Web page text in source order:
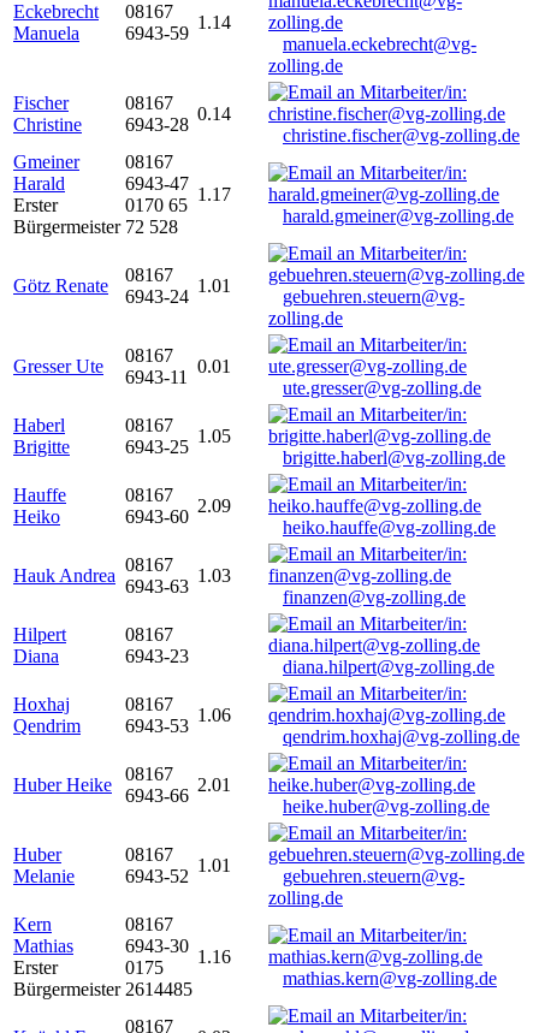
Eckebrecht
Manuela
08167
6943-59
1.14
manuela.eckebrecht@vg-
zolling.de
Fischer
Christine
08167
6943-28
0.14
christine.fischer@vg-zolling.de
Gmeiner
Harald
Erster
Bürgermeister
08167
6943-47
0170 65
72 528
1.17
harald.gmeiner@vg-zolling.de
Götz Renate
08167
6943-24
1.01
gebuehren.steuern@vg-
zolling.de
Gresser Ute
08167
6943-11
0.01
ute.gresser@vg-zolling.de
Haberl
Brigitte
08167
6943-25
1.05
brigitte.haberl@vg-zolling.de
Hauffe
Heiko
08167
6943-60
2.09
heiko.hauffe@vg-zolling.de
Hauk Andrea
08167
6943-63
1.03
finanzen@vg-zolling.de
Hilpert
Diana
08167
6943-23
diana.hilpert@vg-zolling.de
Hoxhaj
Qendrim
08167
6943-53
1.06
qendrim.hoxhaj@vg-zolling.de
Huber Heike
08167
6943-66
2.01
heike.huber@vg-zolling.de
Huber
Melanie
08167
6943-52
1.01
gebuehren.steuern@vg-
zolling.de
Kern
Mathias
Erster
Bürgermeister
08167
6943-30
0175
2614485
1.16
mathias.kern@vg-zolling.de
08167